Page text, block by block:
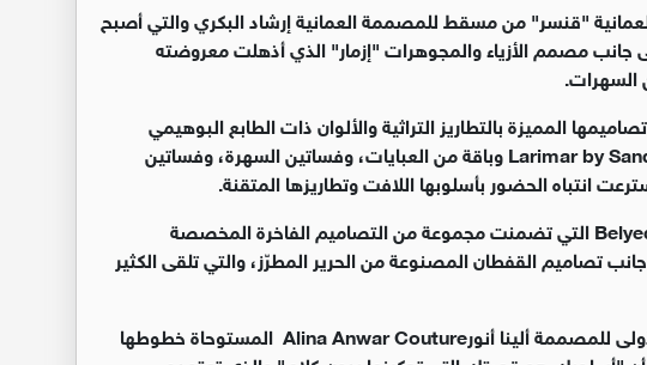
"قنسر" من مسقط للمصممة العمانية إرشاد البكري والتي أصبح
جانب مصمم الأزياء والمجوهرات "إزمار" الذي أذهلت معروضته
تالياً، عرض العلامة الأفغانية Royal Senses تصاميمها المميزة بالتطاريز التراثية والألوان ذات الطابع البوهيمي
الأخّاذ. تبعتها مجموعة "لاريمار باي ساندرا" Larimar by Sandra وباقة من العبايات، وفساتين السهرة، وفساتين
انتباه الحضور بأسلوبها اللافت وتطاريزها المتقنة.
ثم اختالت العارضات بابتكارات مجوعة "باليد" Belyed التي تضمنت مجموعة من التصاميم الفاخرة المخصصة
تصاميم القفطان المصنوعة من الحرير المطرّز، والتي تلقى الكثير
شهدت أمسية "رويال غالا" كذلك المجموعة الأولى للمصممة ألينا أنورAlina Anwar Couture المستوحاة خطوطها